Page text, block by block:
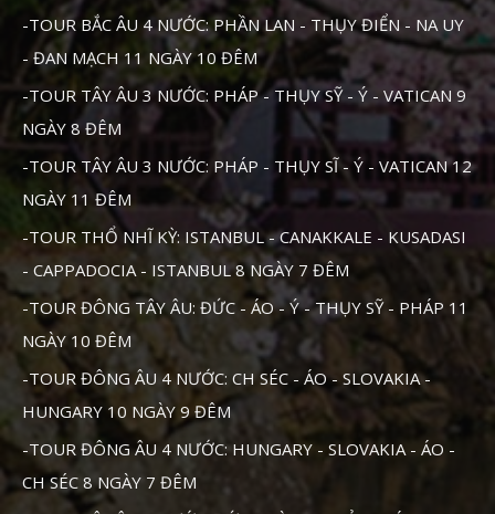
-TOUR BẮC ÂU 4 NƯỚC: PHẦN LAN - THỤY ĐIỂN - NA UY
- ĐAN MẠCH 11 NGÀY 10 ĐÊM
-TOUR TÂY ÂU 3 NƯỚC: PHÁP - THỤY SỸ - Ý - VATICAN 9
NGÀY 8 ĐÊM
-TOUR TÂY ÂU 3 NƯỚC: PHÁP - THỤY SĨ - Ý - VATICAN 12
NGÀY 11 ĐÊM
-TOUR THỔ NHĨ KỲ: ISTANBUL - CANAKKALE - KUSADASI
- CAPPADOCIA - ISTANBUL 8 NGÀY 7 ĐÊM
-TOUR ĐÔNG TÂY ÂU: ĐỨC - ÁO - Ý - THỤY SỸ - PHÁP 11
NGÀY 10 ĐÊM
-TOUR ĐÔNG ÂU 4 NƯỚC: CH SÉC - ÁO - SLOVAKIA -
HUNGARY 10 NGÀY 9 ĐÊM
-TOUR ĐÔNG ÂU 4 NƯỚC: HUNGARY - SLOVAKIA - ÁO -
CH SÉC 8 NGÀY 7 ĐÊM